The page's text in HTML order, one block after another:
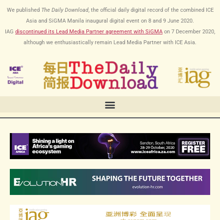
We published The Daily Download, the official daily digital record of the combined ICE
Asia and SiGMA Manila inaugural digital event on 8 and 9 June 2020.
IAG discontinued its Lead Media Partner agreement with SiGMA on 7 December 2020,
although we enthusiastically remain Lead Media Partner with ICE Asia.